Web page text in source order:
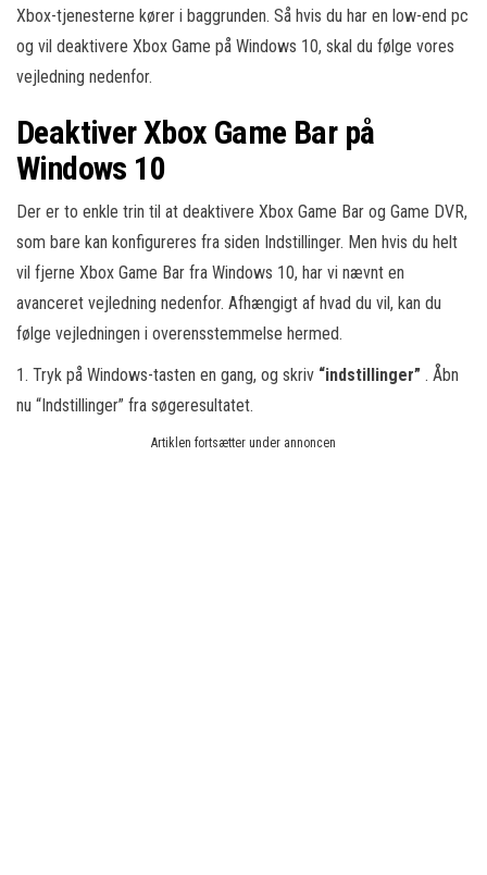
Xbox-tjenesterne kører i baggrunden. Så hvis du har en low-end pc
og vil deaktivere Xbox Game på Windows 10, skal du følge vores
vejledning nedenfor.
Deaktiver Xbox Game Bar på
Windows 10
Der er to enkle trin til at deaktivere Xbox Game Bar og Game DVR,
som bare kan konfigureres fra siden Indstillinger. Men hvis du helt
vil fjerne Xbox Game Bar fra Windows 10, har vi nævnt en
avanceret vejledning nedenfor. Afhængigt af hvad du vil, kan du
følge vejledningen i overensstemmelse hermed.
1. Tryk på Windows-tasten en gang, og skriv “indstillinger” . Åbn
nu “Indstillinger” fra søgeresultatet.
Artiklen fortsætter under annoncen